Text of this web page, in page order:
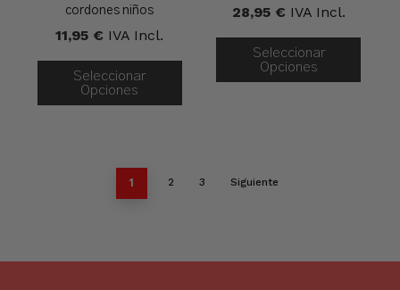
cordones niños
11,95 € IVA Incl.
Seleccionar
Opciones
28,95 € IVA Incl.
Seleccionar
Opciones
1 2 3 Siguiente